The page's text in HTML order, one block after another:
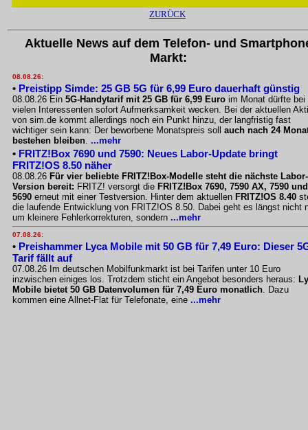
ZURÜCK
Aktuelle News auf dem Telefon- und
Markt:
08.08.26:
• Preistipp Simde: 25 GB 5G für 6,99 Euro dauerhaft günstig
08.08.26 Ein 5G-Handytarif mit 25 GB für 6,99 Euro im Monat dürfte bei
vielen Interessenten sofort Aufmerksamkeit wecken. Bei der aktuellen
von sim.de kommt allerdings noch ein Punkt hinzu, der langfristig fast
wichtiger sein kann: Der beworbene Monatspreis soll auch nach 24
bestehen bleiben. ...mehr
• FRITZ!Box 7690 und 7590: Neues Labor-Update bringt
FRITZ!OS 8.50 näher
08.08.26 Für vier beliebte FRITZ!Box-Modelle steht die nächste Labor-
Version bereit: FRITZ! versorgt die FRITZ!Box 7690, 7590 AX, 7590 und
5690 erneut mit einer Testversion. Hinter dem aktuellen FRITZ!OS 8.40
die laufende Entwicklung von FRITZ!OS 8.50. Dabei geht es längst nicht
um kleinere Fehlerkorrekturen, sondern ...mehr
07.08.26:
• Preishammer Lyca Mobile mit 50 GB für 7,49 Euro: Dieser
Tarif fällt auf
07.08.26 Im deutschen Mobilfunkmarkt ist bei Tarifen unter 10 Euro
inzwischen einiges los. Trotzdem sticht ein Angebot besonders heraus:
Mobile bietet 50 GB Datenvolumen für 7,49 Euro monatlich. Dazu
kommen eine Allnet-Flat für Telefonate, eine ...mehr